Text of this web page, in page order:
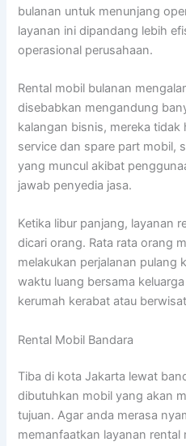
bulanan untuk menunjang
layanan ini dipandang lebih
operasional perusahaan.
Rental mobil bulanan
disebabkan mengandung
kalangan bisnis, mereka
service dan spare part mobil,
yang muncul akibat
jawab penyedia jasa.
Ketika libur panjang, layanan
dicari orang. Rata rata orang
melakukan perjalanan pulang
waktu luang bersama
kerumah kerabat atau
Rental Mobil Bandara
Tiba di kota Jakarta lewat
dibutuhkan mobil yang akan
tujuan. Agar anda merasa
memanfaatkan layanan rental